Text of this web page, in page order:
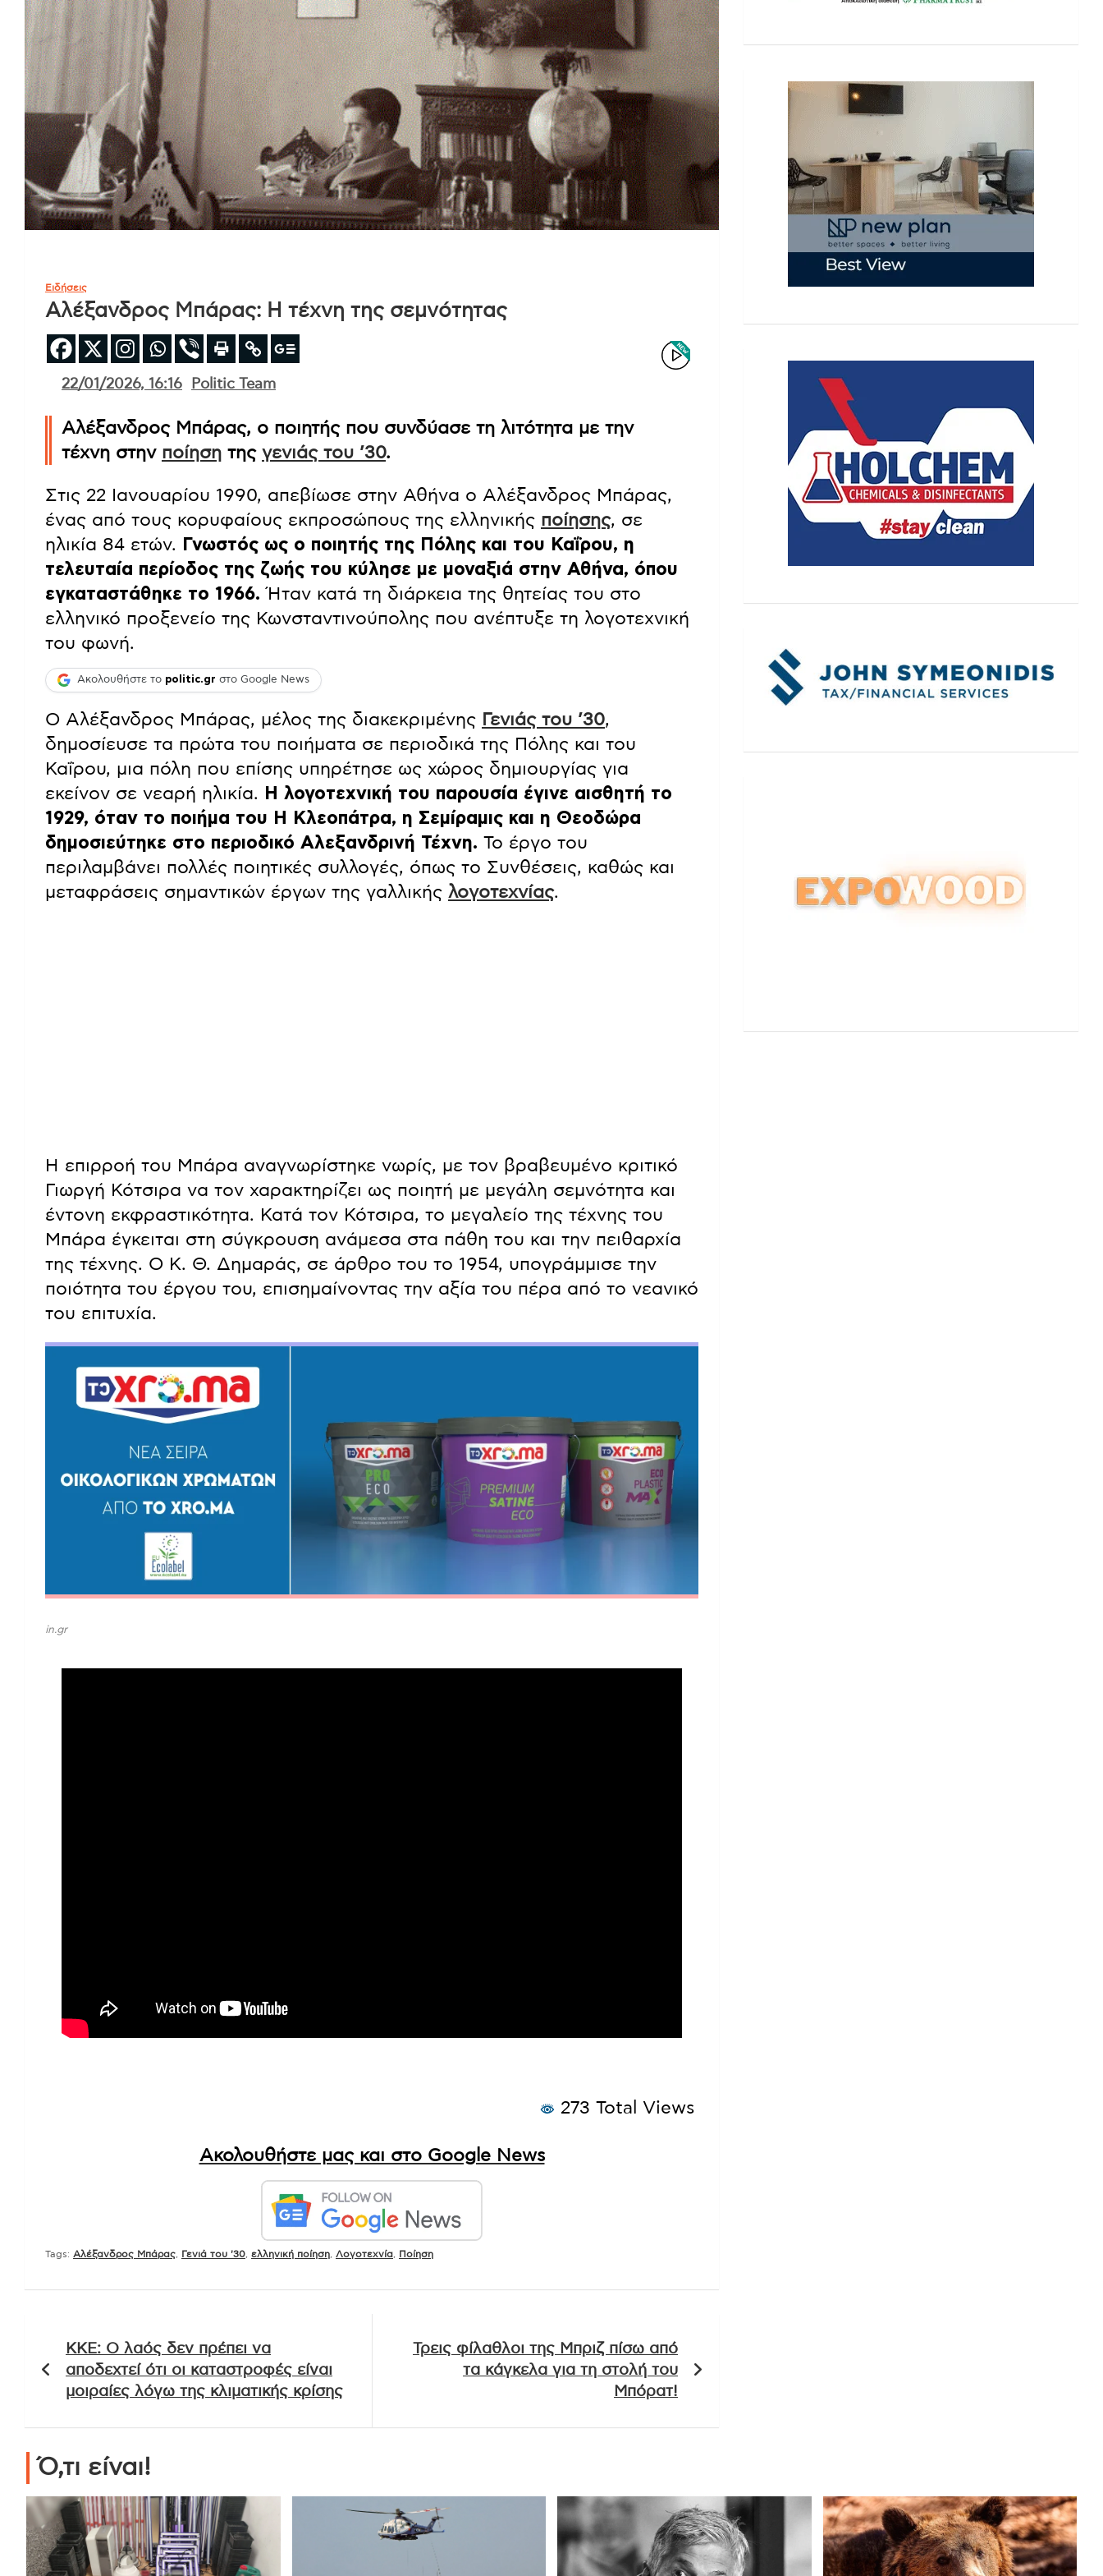
Ειδήσεις
Αλέξανδρος Μπάρας: Η τέχνη της σεμνότητας
22/01/2026, 16:16 Politic Team
Αλέξανδρος Μπάρας, ο ποιητής που συνδύασε τη λιτότητα με την
τέχνη στην ποίηση της γενιάς του ’30.
Στις 22 Ιανουαρίου 1990, απεβίωσε στην Αθήνα ο Αλέξανδρος Μπάρας,
ένας από τους κορυφαίους εκπροσώπους της ελληνικής ποίησης, σε
ηλικία 84 ετών.
Γνωστός ως ο ποιητής της Πόλης και του Καΐρου, η
τελευταία περίοδος της ζωής του κύλησε με μοναξιά στην Αθήνα, όπου
εγκαταστάθηκε το 1966. Ήταν κατά τη διάρκεια της θητείας του στο
ελληνικό προξενείο της Κωνσταντινούπολης που ανέπτυξε τη λογοτεχνική
του φωνή.
Ακολουθήστε το politic.gr στο Google News
Ο Αλέξανδρος Μπάρας, μέλος της διακεκριμένης Γενιάς του ’30,
δημοσίευσε τα πρώτα του ποιήματα σε περιοδικά της Πόλης και του
Καΐρου, μια πόλη που επίσης υπηρέτησε ως χώρος δημιουργίας για
εκείνον σε νεαρή ηλικία.
Η λογοτεχνική του παρουσία έγινε αισθητή το
1929, όταν το ποιήμα του Η Κλεοπάτρα, η Σεμίραμις και η Θεοδώρα
δημοσιεύτηκε στο περιοδικό Αλεξανδρινή Τέχνη. Το έργο του
περιλαμβάνει πολλές ποιητικές συλλογές, όπως το Συνθέσεις, καθώς και
μεταφράσεις σημαντικών έργων της γαλλικής λογοτεχνίας.
Η επιρροή του Μπάρα αναγνωρίστηκε νωρίς, με τον βραβευμένο κριτικό
Γιωργή Κότσιρα να τον χαρακτηρίζει ως ποιητή με μεγάλη σεμνότητα και
έντονη εκφραστικότητα. Κατά τον Κότσιρα, το μεγαλείο της τέχνης του
Μπάρα έγκειται στη σύγκρουση ανάμεσα στα πάθη του και την πειθαρχία
της τέχνης. Ο Κ. Θ. Δημαράς, σε άρθρο του το 1954, υπογράμμισε την
ποιότητα του έργου του, επισημαίνοντας την αξία του πέρα από το νεανικό
του επιτυχία.
in.gr
273 Total Views
Ακολουθήστε μας και στο Google News
Tags: Αλέξανδρος Μπάρας Γενιά του '30 ελληνική ποίηση Λογοτεχνία Ποίηση
άρθρων
ΚΚΕ: Ο λαός δεν πρέπει να
αποδεχτεί ότι οι καταστροφές είναι
μοιραίες λόγω της κλιματικής κρίσης
Τρεις φίλαθλοι της Μπριζ πίσω από
τα κάγκελα για τη στολή του
Μπόρατ!
Ό,τι είναι!